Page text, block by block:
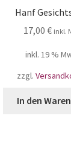
Hanf
17,00 € inkl.
inkl. 19 %
zzgl.
In den